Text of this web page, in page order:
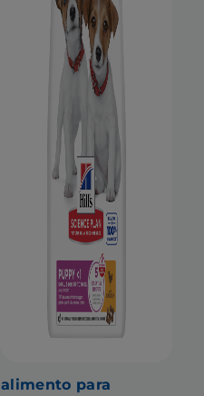
alimento para